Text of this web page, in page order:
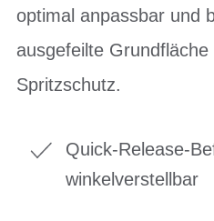
optimal anpassbar und
ausgefeilte
Spritzschutz.
Quick-Release-
winkelverstellbar